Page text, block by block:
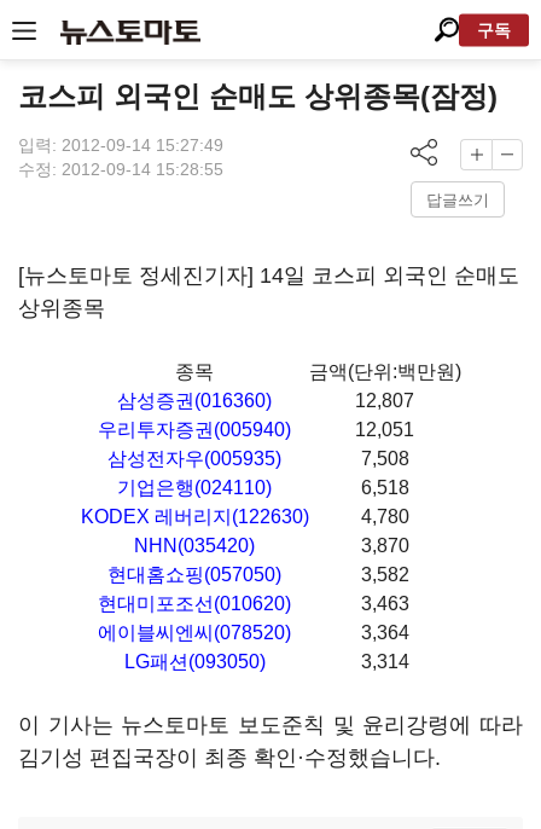
구독
코스피 외국인 순매도 상위종목(잠정)
입력: 2012-09-14 15:27:49
수정: 2012-09-14 15:28:55
답글쓰기
[뉴스토마토 정세진기자] 14일 코스피 외국인 순매도
상위종목
종목
금액(단위:백만원)
삼성증권(016360)
12,807
우리투자증권(005940)
12,051
삼성전자우(005935)
7,508
기업은행(024110)
6,518
KODEX 레버리지(122630)
4,780
NHN(035420)
3,870
현대홈쇼핑(057050)
3,582
현대미포조선(010620)
3,463
에이블씨엔씨(078520)
3,364
LG패션(093050)
3,314
이 기사는 뉴스토마토 보도준칙 및 윤리강령에 따라
김기성 편집국장이 최종 확인·수정했습니다.